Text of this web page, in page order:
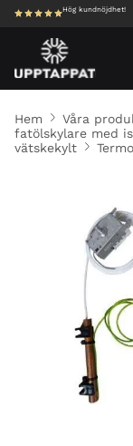
Hög kundnöjdhet!
Hem Våra
fatölskylare med
vätskekylt